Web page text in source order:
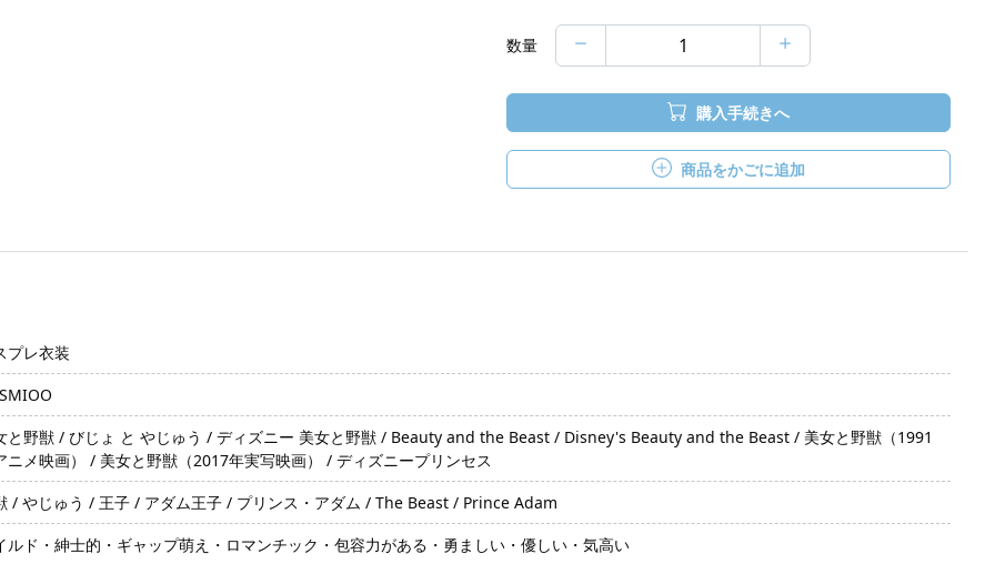
数量
購入手続きへ
商品をかごに追加
プレ衣装
と野獣 / びじょ と やじゅう / ディズニー 美女と野獣 / Beauty and the Beast / Disney's Beauty and the Beast / 美女と野獣（1991
ニメ映画） / 美女と野獣（2017年実写映画） / ディズニープリンセス
/ やじゅう / 王子 / アダム王子 / プリンス・アダム / The Beast / Prince Adam
ルド・紳士的・ギャップ萌え・ロマンチック・包容力がある・勇ましい・優しい・気高い